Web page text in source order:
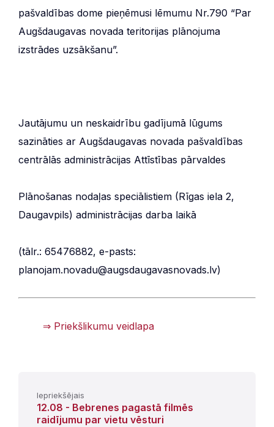
pašvaldības dome pieņēmusi lēmumu Nr.790 “Par
Augšdaugavas novada teritorijas plānojuma
izstrādes uzsākšanu”.
Jautājumu un neskaidrību gadījumā lūgums
sazināties ar Augšdaugavas novada pašvaldības
centrālās administrācijas Attīstības pārvaldes
Plānošanas nodaļas speciālistiem (Rīgas iela 2,
Daugavpils) administrācijas darba laikā
(tālr.: 65476882, e-pasts:
planojam.novadu@augsdaugavasnovads.lv)
⇒ Priekšlikumu veidlapa
Iepriekšējais
12.08 - Bebrenes pagastā filmēs
raidījumu par vietu vēsturi